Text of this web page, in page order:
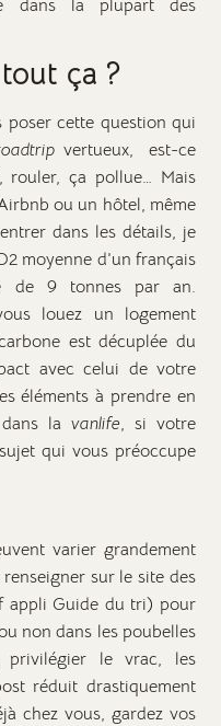
dans la plupart des
ça ?
poser cette question qui
vertueux, est-ce
rouler, ça pollue… Mais
ou un hôtel, même
dans les détails, je
moyenne d’un français
de 9 tonnes par an.
louez un logement
est décuplée du
avec celui de votre
éléments à prendre en
la vanlife, si votre
qui vous préoccupe
varier grandement
sur le site des
appli Guide du tri) pour
non dans les poubelles
privilégier le vrac, les
réduit drastiquement
chez vous, gardez vos